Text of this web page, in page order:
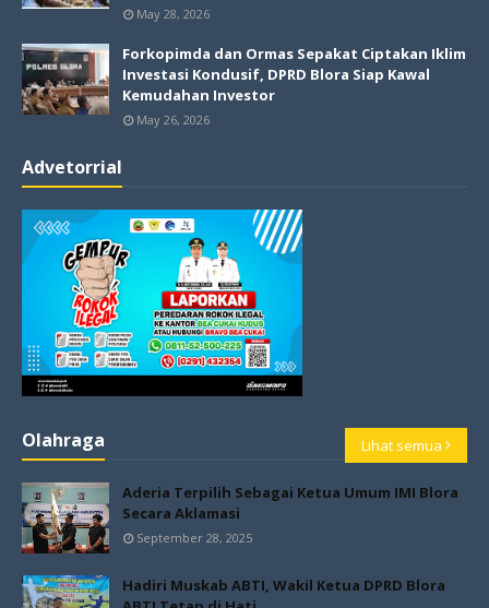
May 28, 2026
Forkopimda dan Ormas Sepakat Ciptakan Iklim
Investasi Kondusif, DPRD Blora Siap Kawal
Kemudahan Investor
May 26, 2026
Advetorrial
Olahraga Lihat semua
Aderia Terpilih Sebagai Ketua Umum IMI Blora
Secara Aklamasi
September 28, 2025
Hadiri Muskab ABTI, Wakil Ketua DPRD Blora